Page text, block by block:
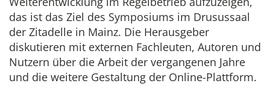
das ist das Ziel des Symposiums im Drusussaal
der Zitadelle in Mainz. Die Herausgeber
diskutieren mit externen Fachleuten, Autoren und
Nutzern über die Arbeit der vergangenen Jahre
und die weitere Gestaltung der Online-Plattform.